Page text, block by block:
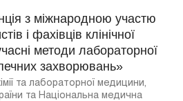
з міжнародною участю
і фахівців клінічної
методи лабораторної
захворювань»
та лабораторної медицини,
та Національна медична